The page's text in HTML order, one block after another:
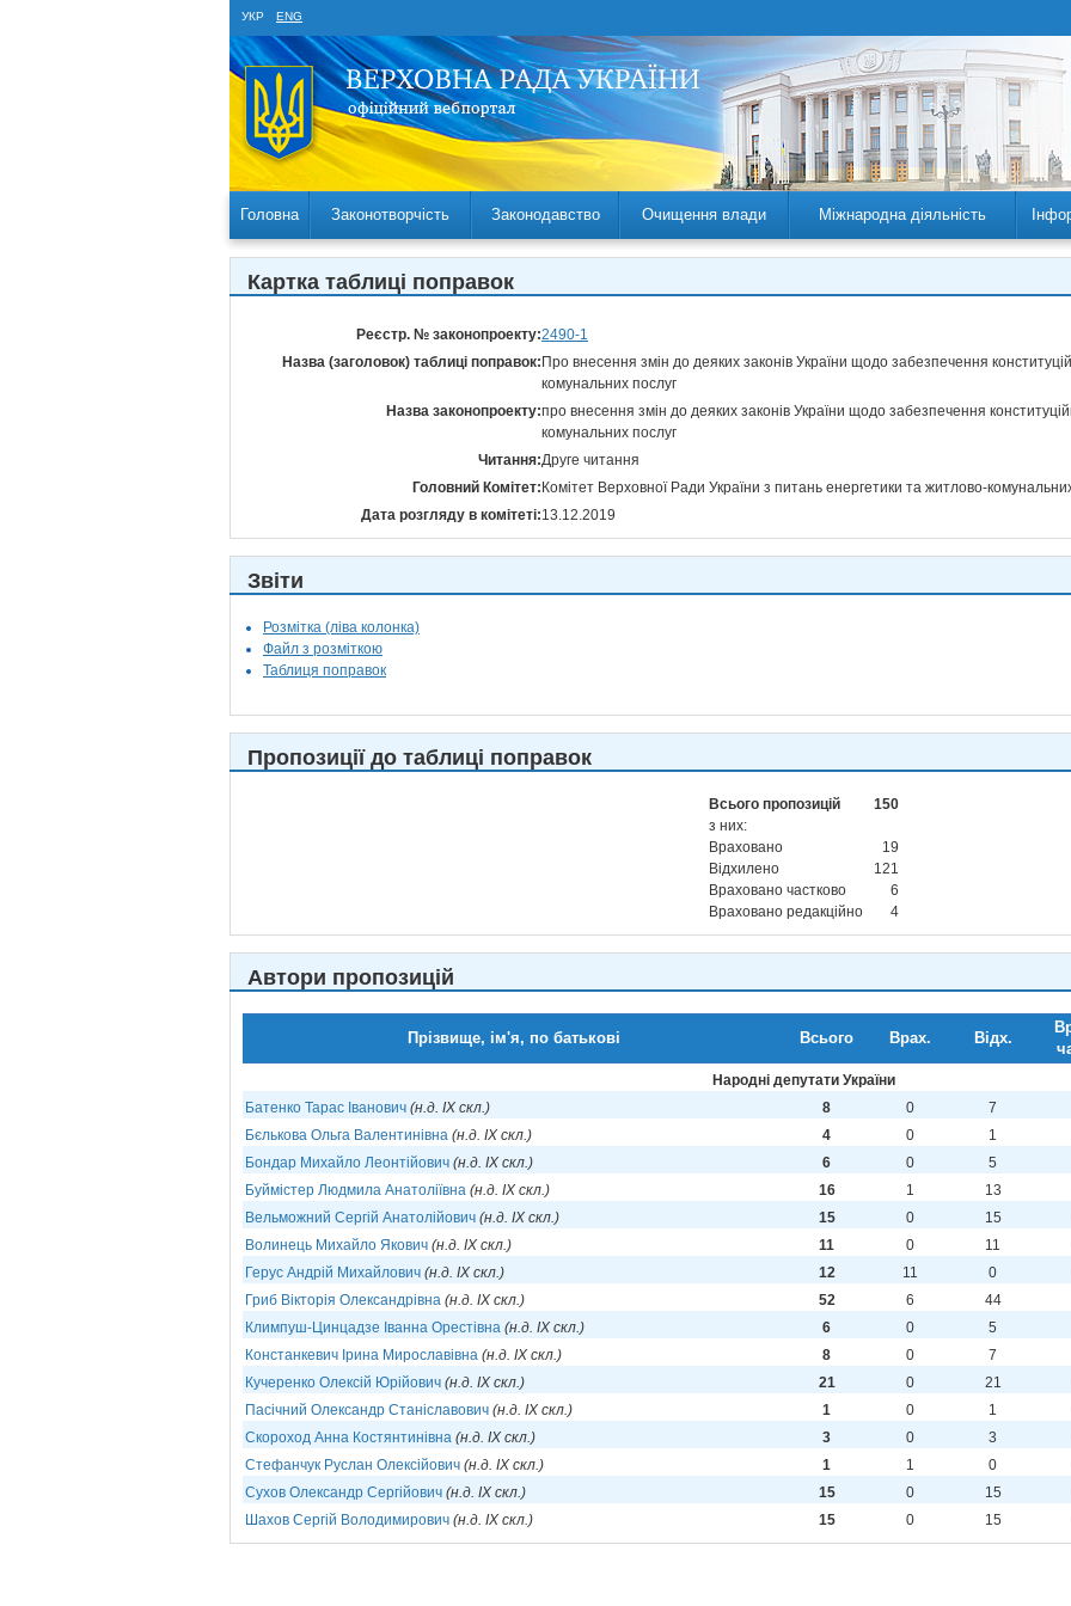
УКР ENG
Головна Законотворчість Законодавство Очищення влади Міжнародна діяльність
Картка таблиці поправок
Реєстр. № законопроекту:2490-1
Назва (заголовок) таблиці поправок: Про внесення змін до деяких законів України щодо забезпечення
комунальних послуг
Назва законопроекту:про внесення змін до деяких законів України щодо забезпечення
комунальних послуг
Читання:Друге читання
Головний Комітет: Комітет Верховної Ради України з питань енергетики та житлово-
Дата розгляду в комітеті:13.12.2019
Звіти
Розмітка (ліва колонка)
Файл з розміткою
Таблиця поправок
Пропозиції до таблиці поправок
Всього пропозицій
150
з них:
Враховано
19
Відхилено
121
Враховано частково
6
Враховано редакційно
4
Автори пропозицій
Прізвище, ім'я, по батькові Всього Врах. Відх.
Народні депутати України
Батенко Тарас Іванович (н.д. IX скл.) 8 0 7
Бєлькова Ольга Валентинівна (н.д. IX скл.) 4 0 1
Бондар Михайло Леонтійович (н.д. IX скл.) 6 0 5
Буймістер Людмила Анатоліївна (н.д. IX скл.) 16 1 13
Вельможний Сергій Анатолійович (н.д. IX скл.) 15 0 15
Волинець Михайло Якович (н.д. IX скл.) 11 0 11
Герус Андрій Михайлович (н.д. IX скл.) 12 11 0
Гриб Вікторія Олександрівна (н.д. IX скл.) 52 6 44
Климпуш-Цинцадзе Іванна Орестівна (н.д. IX скл.) 6 0 5
Констанкевич Ірина Мирославівна (н.д. IX скл.) 8 0 7
Кучеренко Олексій Юрійович (н.д. IX скл.) 21 0 21
Пасічний Олександр Станіславович (н.д. IX скл.) 1 0 1
Скороход Анна Костянтинівна (н.д. IX скл.) 3 0 3
Стефанчук Руслан Олексійович (н.д. IX скл.) 1 1 0
Сухов Олександр Сергійович (н.д. IX скл.) 15 0 15
Шахов Сергій Володимирович (н.д. IX скл.) 15 0 15